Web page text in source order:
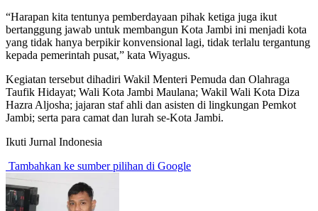
“Harapan kita tentunya pemberdayaan pihak ketiga juga ikut
bertanggung jawab untuk membangun Kota Jambi ini menjadi kota
yang tidak hanya berpikir konvensional lagi, tidak terlalu tergantung
kepada pemerintah pusat,” kata Wiyagus.
Kegiatan tersebut dihadiri Wakil Menteri Pemuda dan Olahraga
Taufik Hidayat; Wali Kota Jambi Maulana; Wakil Wali Kota Diza
Hazra Aljosha; jajaran staf ahli dan asisten di lingkungan Pemkot
Jambi; serta para camat dan lurah se-Kota Jambi.
Ikuti Jurnal Indonesia
Tambahkan ke sumber pilihan di Google